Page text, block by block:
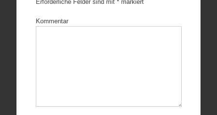
Erforderliche Felder sind mit *markiert
Kommentar